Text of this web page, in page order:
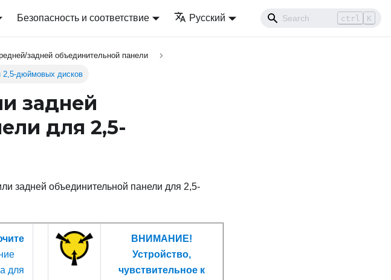
Безопасность и соответствие Русский ctrl K
задней объединительной панели
2,5-дюймовых дисков
задней
для 2,5-
задней объединительной панели для 2,5-
для
ВНИМАНИЕ!
Устройство,
чувствительное к